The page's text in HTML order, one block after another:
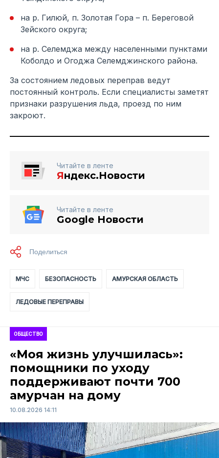
на р. Гилюй, п. Золотая Гора – п. Береговой
Зейского округа;
на р. Селемджа между населенными пунктами
Коболдо и Огоджа Селемджинского района.
За состоянием ледовых переправ ведут
постоянный контроль. Если специалисты заметят
признаки разрушения льда, проезд по ним
закроют.
Читайте в ленте
Яндекс.Новости
Читайте в ленте
Google Новости
МЧС БЕЗОПАСНОСТЬ АМУРСКАЯ ОБЛАСТЬ
ЛЕДОВЫЕ ПЕРЕПРАВЫ
ОБЩЕСТВО
«Моя жизнь улучшилась»:
помощники по уходу
поддерживают почти 700
амурчан на дому
10.08.2026 14:11